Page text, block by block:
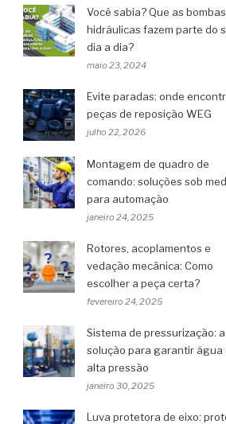
Você sabia? Que as bombas
hidráulicas fazem parte do
dia a dia?
maio 23, 2024
Evite paradas: onde
peças de reposição WEG
julho 22, 2026
Montagem de quadro de
comando: soluções sob
para automação
janeiro 24, 2025
Rotores, acoplamentos e
vedação mecânica: Como
escolher a peça certa?
fevereiro 24, 2025
Sistema de pressurização: a
solução para garantir água
alta pressão
janeiro 30, 2025
Luva protetora de eixo: